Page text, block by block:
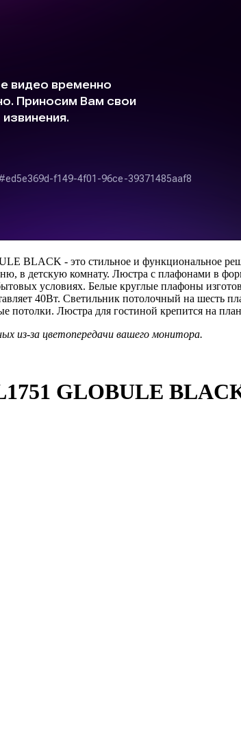
BLACK - это стильное и функциональное
в детскую комнату. Люстра с плафонами в
условиях. Белые круглые плафоны
40Вт. Светильник потолочный на шесть
потолки. Люстра для гостиной крепится на
из-за цветопередачи вашего монитора.
GLOBULE